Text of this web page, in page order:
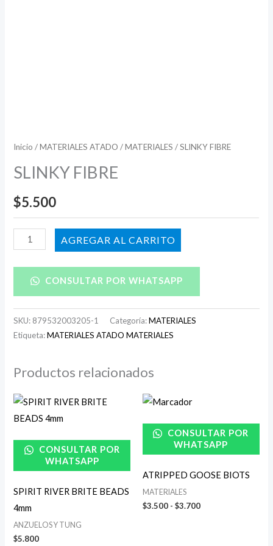
Inicio /MATERIALES ATADO /MATERIALES / SLINKY FIBRE
SLINKY FIBRE
$5.500
AÑADIR AL CARRITO
CONSULTAR POR WHATSAPP
SKU: 879532003205-1 Categoría:MATERIALES
Etiqueta:MATERIALES ATADO MATERIALES
Productos relacionados
CONSULTAR POR
WHATSAPP
SPIRIT RIVER BRITE BEADS
4mm
ANZUELOS Y TUNG
$5.800
CONSULTAR POR
WHATSAPP
ATRIPPED GOOSE BIOTS
MATERIALES
$3.500 - $3.700
desde
$3.500
hasta